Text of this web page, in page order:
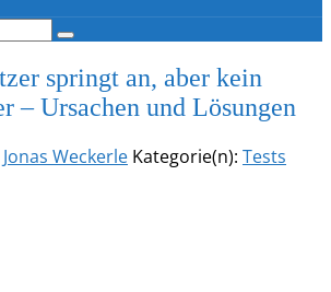
springt an, aber kein
– Ursachen und Lösungen
Jonas Weckerle Kategorie(n): Tests